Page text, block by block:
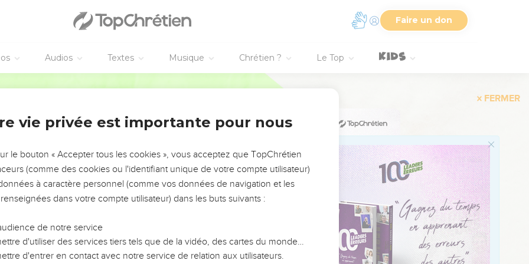
Faire un don
Audios Textes Musique Chrétien ? Le Top
dit le Seigneur, l'Eternel, le maître de l’univers : « Toi, mon peuple qui habites en
l'Assyrien ! Il te frappe à coups de bâton, il lève son gourdin contre toi comme le
peu de temps, et ma fureur contre toi prendra fin : ma colère se dirigera contre lui
l’univers, brandira le fouet contre lui tout comme il a frappé Madian au rocher d'Oreb,
de Jérusalem
faisait peser sur toi sera retiré, la domination qu’il exerçait sera écartée ; brisée,
Migron, laisse ses bagages à Micmash.
couchent à Guéba. Rama tremble, Guibea, la ville de Saül, prend la fuite.
fille de Gallim ! Fais attention, Laïsha ! Malheur à toi, Anathoth !
les habitants de Guébim cherchent un refuge.
à Nob et menace la montagne de la fille de Sion, la colline de Jérusalem.
vie privée est importante pour nous
le bouton « Accepter tous les cookies », vous acceptez que TopChrétien
(comme des cookies ou l'identifiant unique de votre compte utilisateur)
à caractère personnel (comme vos données de navigation et les
dans votre compte utilisateur) dans les buts suivants :
de notre service
d'utiliser des services tiers tels que de la vidéo, des cartes du monde…
d'entrer en contact avec notre service de relation aux utilisateurs.